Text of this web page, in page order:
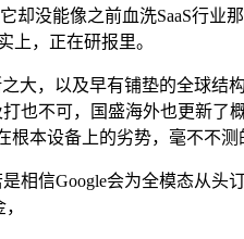
没能像之前血洗SaaS行业
上，正在研报里。
，以及早有铺垫的全球结
也不可，国盛海外也更新
本设备上的劣势，毫不不测
Google会为全模态从头